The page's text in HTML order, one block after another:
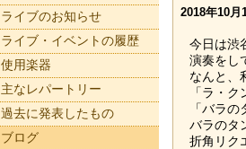
2018年10
今日は渋
演奏をし
なんと、
「ラ・ク
「バラの
バラのタ
折角リク
ライブのお知らせ
ライブ・イベントの履歴
使用楽器
主なレパートリー
過去に発表したもの
ブログ